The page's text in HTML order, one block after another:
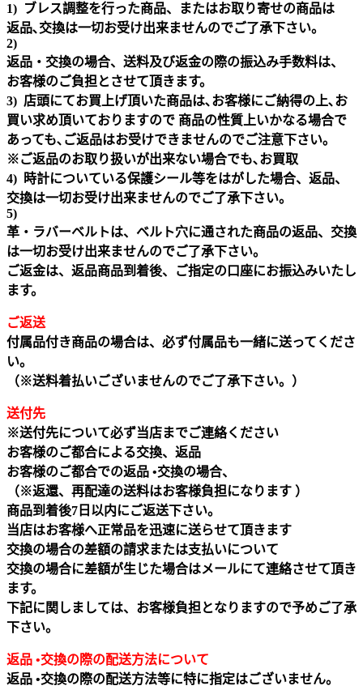
1) ブレス調整を行った商品、またはお取り寄せの商品は
返品､交換は一切お受け出来ませんのでご了承下さい。
2)
返品・交換の場合、送料及び返金の際の振込み手数料は、
お客様のご負担とさせて頂きます。
3) 店頭にてお買上げ頂いた商品は､お客様にご納得の上､お
買い求め頂いておりますので 商品の性質上いかなる場合で
あっても､ご返品はお受けできませんのでご注意下さい｡
※ご返品のお取り扱いが出来ない場合でも､お買取
4) 時計についている保護シール等をはがした場合、返品、
交換は一切お受け出来ませんのでご了承下さい。
5)
革・ラバーベルトは、ベルト穴に通された商品の返品、交換
は一切お受け出来ませんのでご了承下さい。
ご返金は、返品商品到着後、ご指定の口座にお振込みいたし
ます。
ご返送
付属品付き商品の場合は、必ず付属品も一緒に送ってくださ
い。
（※送料着払いございませんのでご了承下さい。）
送付先
※送付先について必ず当店までご連絡ください
お客様のご都合による交換、返品
お客様のご都合での返品 •交換の場合、
（※返還、再配達の送料はお客様負担になります ）
商品到着後7日以内にご返送下さい。
当店はお客様へ正常品を迅速に送らせて頂きます
交換の場合の差額の請求または支払いについて
交換の場合に差額が生じた場合はメールにて連絡させて頂き
ます。
下記に関しましては、お客様負担となりますので予めご了承
下さい。
返品 •交換の際の配送方法について
返品 •交換の際の配送方法等に特に指定はございません。